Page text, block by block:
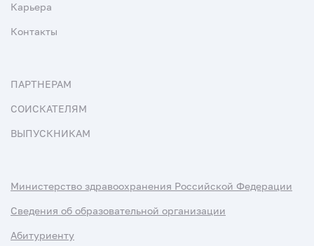
Карьера
Контакты
ПАРТНЕРАМ
СОИСКАТЕЛЯМ
ВЫПУСКНИКАМ
Министерство здравоохранения Российской Федерации
Сведения об образовательной организации
Абитуриенту